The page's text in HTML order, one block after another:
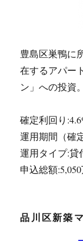
豊島区巣鴨に
在するアパー
ン」への投資。
確定利回り
運用期間（確
運用タイプ:貸
申込総額
品川区新築